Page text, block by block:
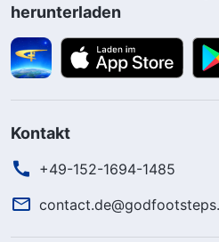
herunterladen
Kontakt
+49-152-1694-1485